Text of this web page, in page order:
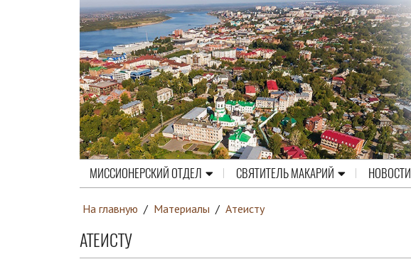
МИССИОНЕРСКИЙ ОТДЕЛ СВЯТИТЕЛЬ МАКАРИЙ НОВОСТИ
На главную / Материалы / Атеисту
АТЕИСТУ